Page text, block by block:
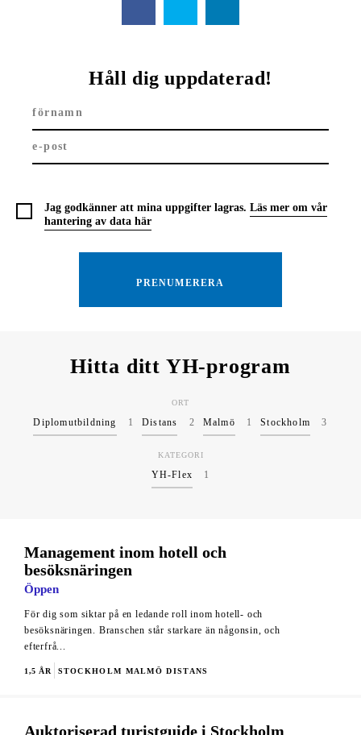
Håll dig uppdaterad!
Jag godkänner att mina uppgifter lagras. Läs mer om vår
hantering av data här
Hitta ditt YH-program
ORT
Diplomutbildning 1 Distans 2 Malmö 1 Stockholm 3
KATEGORI
YH-Flex 1
Management inom hotell och
besöksnäringen
Öppen
För dig som siktar på en ledande roll inom hotell- och
besöksnäringen. Branschen står starkare än någonsin, och
efterfrå...
1,5 ÅR STOCKHOLM MALMÖ DISTANS
Auktoriserad turistguide i Stockholm